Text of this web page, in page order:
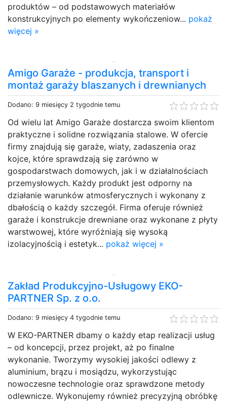
produktów – od podstawowych materiałów
konstrukcyjnych po elementy wykończeniow... pokaż
więcej »
Amigo Garaże - produkcja, transport i
montaż garaży blaszanych i drewnianych
Dodano: 9 miesięcy 2 tygodnie temu
Od wielu lat Amigo Garaże dostarcza swoim klientom
praktyczne i solidne rozwiązania stalowe. W ofercie
firmy znajdują się garaże, wiaty, zadaszenia oraz
kojce, które sprawdzają się zarówno w
gospodarstwach domowych, jak i w działalnościach
przemysłowych. Każdy produkt jest odporny na
działanie warunków atmosferycznych i wykonany z
dbałością o każdy szczegół. Firma oferuje również
garaże i konstrukcje drewniane oraz wykonane z płyty
warstwowej, które wyróżniają się wysoką
izolacyjnością i estetyk... pokaż więcej »
Zakład Produkcyjno-Usługowy EKO-
PARTNER Sp. z o.o.
Dodano: 9 miesięcy 4 tygodnie temu
W EKO-PARTNER dbamy o każdy etap realizacji usług
– od koncepcji, przez projekt, aż po finalne
wykonanie. Tworzymy wysokiej jakości odlewy z
aluminium, brązu i mosiądzu, wykorzystując
nowoczesne technologie oraz sprawdzone metody
odlewnicze. Wykonujemy również precyzyjną obróbkę